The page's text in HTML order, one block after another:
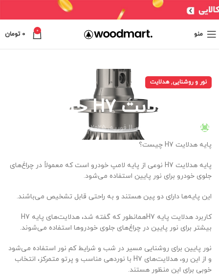
منو 0
0 تومان
نور و روشنایی,هدلایت
پایه هدلایت H7 چیست؟
در 11 فوریه, 2025
پایه هدلایت H7 چیست؟
پایه هدلایت H7 نوعی از پایه لامپ خودرو است که معمولاً در چراغ‌های
جلوی خودرو برای نور پایین استفاده می‌شود.
این پایه‌ها دارای دو پین هستند و به راحتی قابل تشخیص می‌باشند.
کاربرد هدلایت پایه H7همانطور که گفته شد، هدلایت‌های پایه H7
بیشتر برای نور پایین در چراغ‌های جلوی خودروها استفاده می‌شوند.
نور پایین برای روشنایی مسیر در شب و شرایط کم نور استفاده می‌شود
و از این رو، هدلایت‌های H7 با نوردهی مناسب و پرتو متمرکز، انتخاب
خوبی برای این منظور هستند.